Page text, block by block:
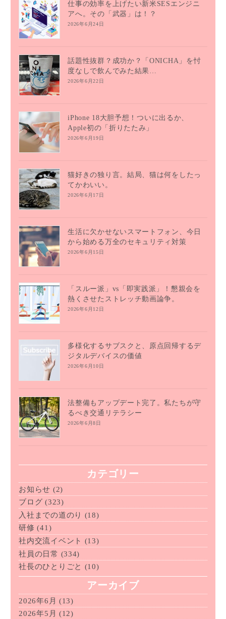
仕事の効率を上げたい新米SESエンジニ
アへ。その「武器」は！？
2026年6月24日
話題性抜群？成功か？「ONICHA」を忖
度なしで飲んでみた結果…
2026年6月22日
iPhone 18大胆予想！ついに出るか、
Apple初の「折りたたみ」
2026年6月19日
猫好きの独り言。結局、猫は何をしたっ
てかわいい。
2026年6月17日
生活に欠かせないスマートフォン、今日
から始める万全のセキュリティ対策
2026年6月15日
「スルー派」vs「即実践派」！懇親会を
熱くさせたストレッチ動画論争。
2026年6月12日
多様化するサブスクと、原点回帰するデ
ジタルデバイスの価値
2026年6月10日
法整備もアップデート完了。私たちが守
るべき交通リテラシー
2026年6月8日
カテゴリー
お知らせ (2)
ブログ (323)
入社までの道のり (18)
研修 (41)
社内交流イベント (13)
社員の日常 (334)
社長のひとりごと (10)
アーカイブ
2026年6月 (13)
2026年5月 (12)